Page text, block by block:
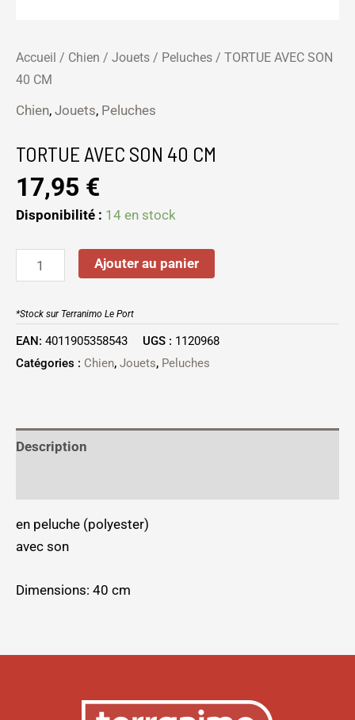
Accueil / Chien / Jouets / Peluches / TORTUE AVEC SON
40 CM
Chien, Jouets, Peluches
TORTUE AVEC SON 40 CM
17,95 €
Disponibilité : 14 en stock
Ajouter au panier
*Stock sur Terranimo Le Port
EAN: 4011905358543 UGS : 1120968
Catégories : Chien, Jouets, Peluches
Description
en peluche (polyester)
avec son
Dimensions: 40 cm